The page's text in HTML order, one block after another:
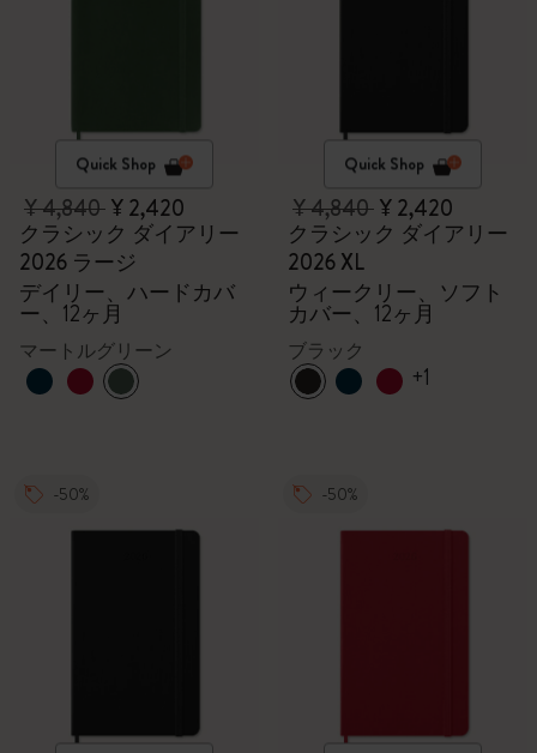
Quick Shop
¥ 4,840¥ 2,420
クラシック ダイアリー
2026 ラージ
デイリー、ハードカバ
ー、12ヶ月
マートルグリーン
Quick Shop
¥ 4,840¥ 2,420
クラシック ダイアリー
2026 XL
ウィークリー、ソフト
カバー、12ヶ月
ブラック
+1
-50% -50%